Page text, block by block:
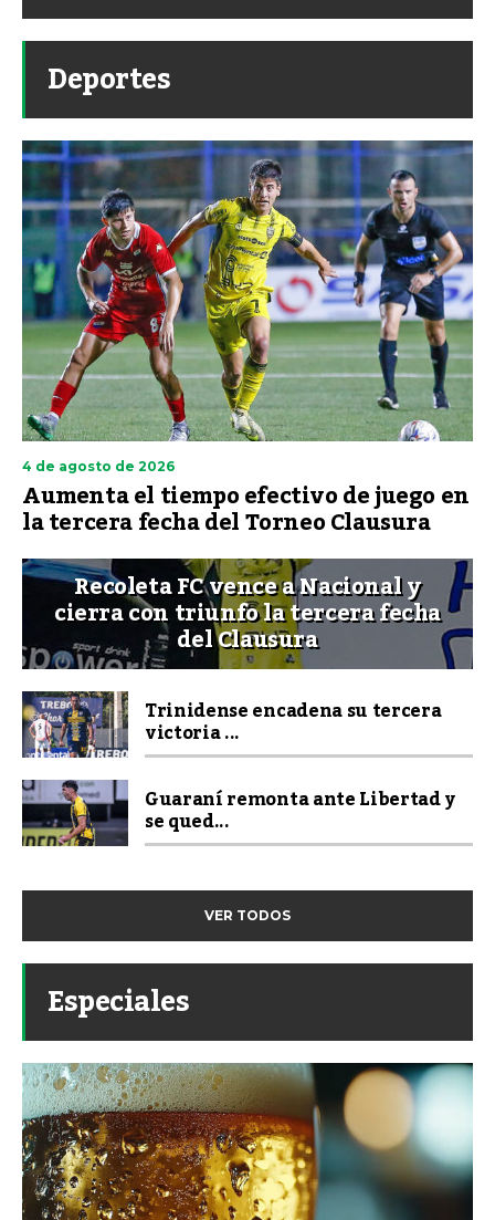
Deportes
4 de agosto de 2026
Aumenta el tiempo efectivo de juego en
la tercera fecha del Torneo Clausura
Recoleta FC vence a Nacional y
cierra con triunfo la tercera fecha
del Clausura
Trinidense encadena su tercera
victoria ...
Guaraní remonta ante Libertad y
se qued...
VER TODOS
Especiales